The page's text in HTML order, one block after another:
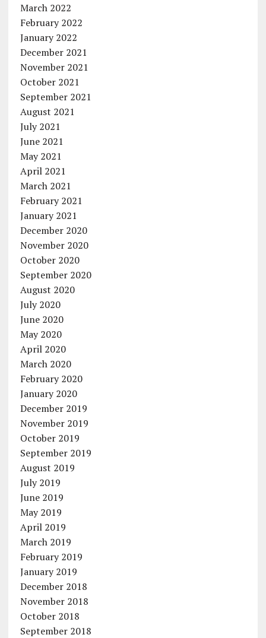
March 2022
February 2022
January 2022
December 2021
November 2021
October 2021
September 2021
August 2021
July 2021
June 2021
May 2021
April 2021
March 2021
February 2021
January 2021
December 2020
November 2020
October 2020
September 2020
August 2020
July 2020
June 2020
May 2020
April 2020
March 2020
February 2020
January 2020
December 2019
November 2019
October 2019
September 2019
August 2019
July 2019
June 2019
May 2019
April 2019
March 2019
February 2019
January 2019
December 2018
November 2018
October 2018
September 2018